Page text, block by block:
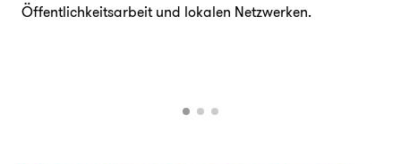
Öffentlichkeitsarbeit und lokalen Netzwerken.